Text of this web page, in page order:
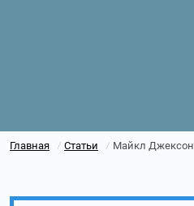
Главная / Статьи / Майкл Джексон